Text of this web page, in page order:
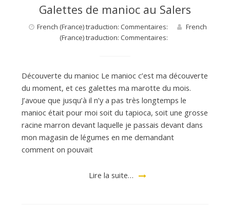
Galettes de manioc au Salers
French (France) traduction: Commentaires:
French
(France) traduction: Commentaires:
Découverte du manioc Le manioc c’est ma découverte
du moment, et ces galettes ma marotte du mois.
J’avoue que jusqu’à il n’y a pas très longtemps le
manioc était pour moi soit du tapioca, soit une grosse
racine marron devant laquelle je passais devant dans
mon magasin de légumes en me demandant
comment on pouvait
Lire la suite…